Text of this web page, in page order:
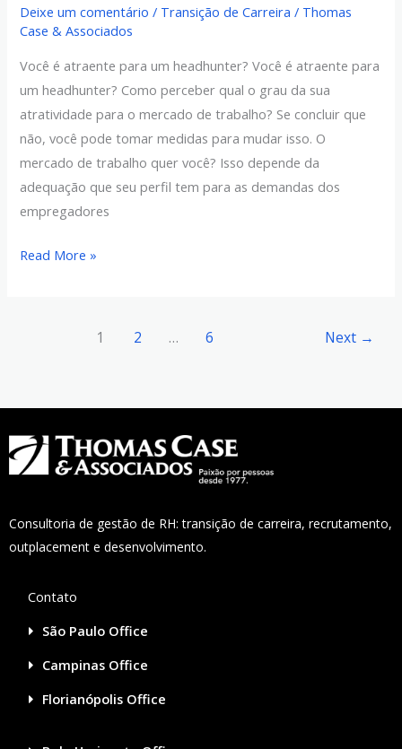
Deixe um comentário / Transição de Carreira / Thomas
Case & Associados
Você é atraente para um headhunter? Você é atraente para
um headhunter? Como perceber qual o grau da sua
atratividade para o mercado de trabalho? Se concluir que
não, você pode tomar medidas para mudar isso. O
mercado de trabalho quer você? Isso depende da
adequação que seu perfil tem para as demandas dos
empregadores
Read More »
1 2 … 6 Next →
Consultoria de gestão de RH: transição de carreira, recrutamento,
outplacement e desenvolvimento.
Contato
São Paulo Office
Campinas Office
Florianópolis Office